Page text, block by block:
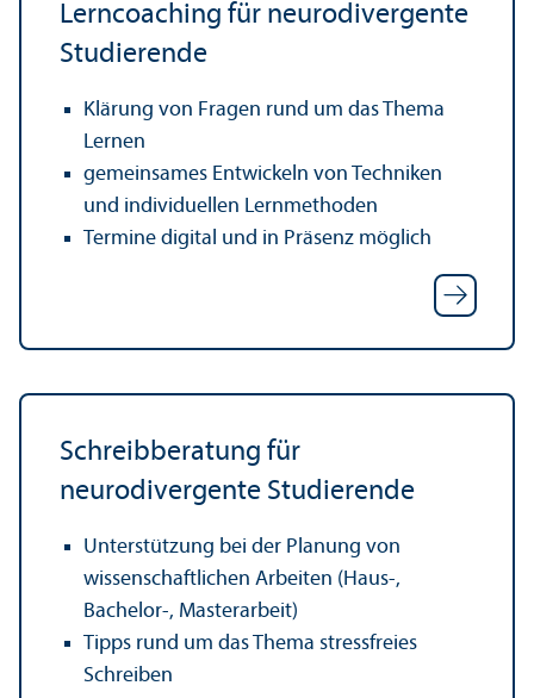
Lerncoaching für neurodivergente
Studierende
Klärung von Fragen rund um das Thema
Lernen
gemeinsames Entwickeln von Techniken
und individuellen Lernmethoden
Termine digital und in Präsenz möglich
Schreib­beratung für
neurodivergente Studierende
Unter­stützung bei der Planung von
wissenschaft­lichen Arbeiten (Haus-,
Bachelor-, Master­arbeit)
Tipps rund um das Thema stressfreies
Schreiben